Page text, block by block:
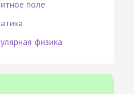
поле
физика